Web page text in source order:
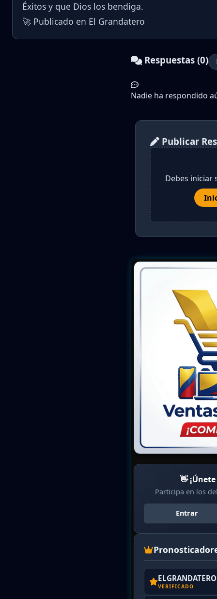
Éxitos y que Dios los bendiga.
🚀 Publicado en El Grandatero
Respuestas (0)
Nadie ha respondido
Publicar
Debes iniciar
👋
Participa en los
Entrar
VERIFICADO